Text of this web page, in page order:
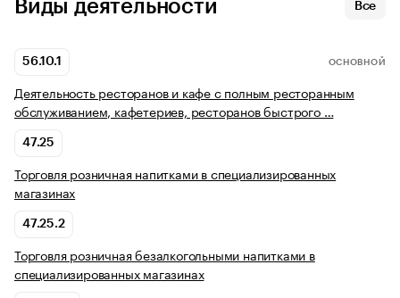
Виды деятельности Все
56.10.1 ОСНОВНОЙ
Деятельность ресторанов и кафе с полным ресторанным
обслуживанием, кафетериев, ресторанов быстрого …
47.25
Торговля розничная напитками в специализированных
магазинах
47.25.2
Торговля розничная безалкогольными напитками в
специализированных магазинах